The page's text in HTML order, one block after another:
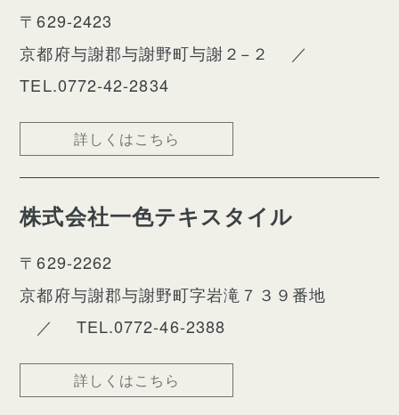
〒629-2423
京都府与謝郡与謝野町与謝２−２
／
TEL.0772-42-2834
詳しくはこちら
株式会社一色テキスタイル
〒629-2262
京都府与謝郡与謝野町字岩滝７３９番地
／
TEL.0772-46-2388
詳しくはこちら